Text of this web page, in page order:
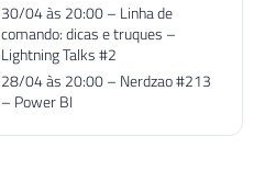
30/04 às 20:00 – Linha de
comando: dicas e truques –
Lightning Talks #2
28/04 às 20:00 – Nerdzao #213
– Power BI